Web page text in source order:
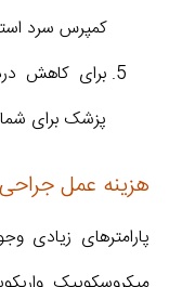
کمپرس سرد
برای کاهش
پزشک برای
هزینه عمل
پارامترهای زیادی